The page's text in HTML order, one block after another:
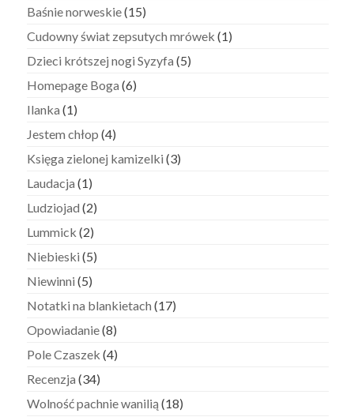
Baśnie norweskie(15)
Cudowny świat zepsutych mrówek (1)
Dzieci krótszej nogi Syzyfa (5)
Homepage Boga (6)
Ilanka (1)
Jestem chłop (4)
Księga zielonej kamizelki (3)
Laudacja (1)
Ludziojad (2)
Lummick (2)
Niebieski (5)
Niewinni (5)
Notatki na blankietach (17)
Opowiadanie(8)
Pole Czaszek (4)
Recenzja (34)
Wolność pachnie wanilią (18)